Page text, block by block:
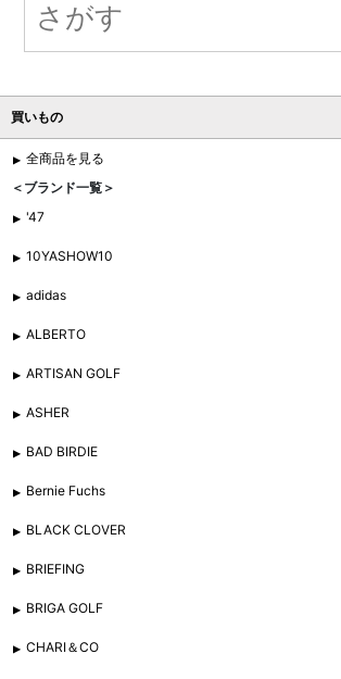
買いもの
全商品を見る
＜ブランド一覧＞
'47
10YASHOW10
adidas
ALBERTO
ARTISAN GOLF
ASHER
BAD BIRDIE
Bernie Fuchs
BLACK CLOVER
BRIEFING
BRIGA GOLF
CHARI＆CO